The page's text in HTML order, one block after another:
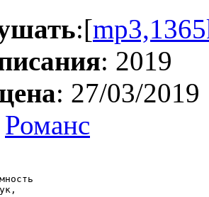
:[
: 2019
: 27/03/2019
Романс